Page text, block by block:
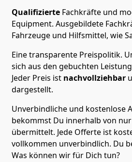
Qualifizierte Fachkräfte und
Equipment. Ausgebildete
Fahrzeuge und Hilfsmittel, wie
Eine transparente Preispolitik.
sich aus den gebuchten
Jeder Preis ist nachvollziehbar
dargestellt.
Unverbindliche und kostenlose
bekommst Du innerhalb von nur
übermittelt. Jede Offerte ist
vollkommen unverbindlich. Du
Was können wir für Dich tun?